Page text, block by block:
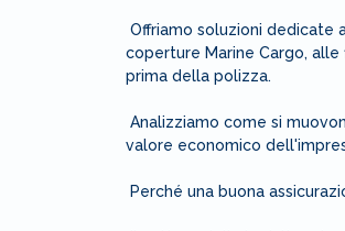
Offriamo soluzioni
coperture Marine Cargo,
prima della polizza.
Analizziamo come si
valore economico
Perché una buona